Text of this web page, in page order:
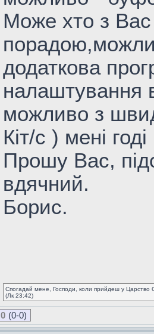
Може хто з
додаткова
налаштування
можливо з
Кіт/с ) мені
Прошу Вас,
вдячний.
Борис.
Спогадай мене, Господи, коли прийдеш у Царство
(Лк 23:42)
0 (0-0)